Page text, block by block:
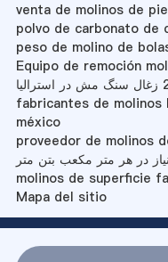
venta de molinos de
polvo de carbonato de
peso de molino de
Equipo de remoción
fabricantes de
méxico
proveedor de molinos
در هر متر مکعب بتن متر
molinos de superficie
Mapa del sitio